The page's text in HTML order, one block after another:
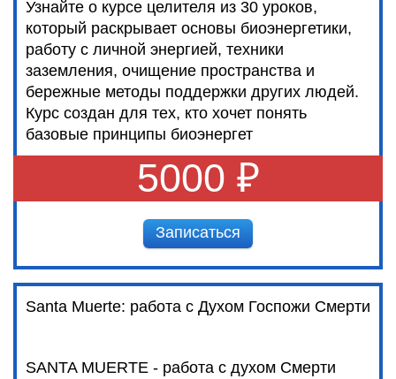
Узнайте о курсе целителя из 30 уроков,
который раскрывает основы биоэнергетики,
работу с личной энергией, техники
заземления, очищение пространства и
бережные методы поддержки других людей.
Курс создан для тех, кто хочет понять
базовые принципы биоэнергет
5000 ₽
Записаться
Santa Muerte: работа с Духом Госпожи Смерти
SANTA MUERTE - работа с духом Смерти